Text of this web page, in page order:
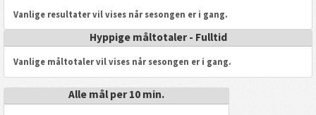
Vanlige resultater vil vises når sesongen er i gang.
Hyppige måltotaler - Fulltid
Vanlige måltotaler vil vises når sesongen er i gang.
Alle mål per 10 min.